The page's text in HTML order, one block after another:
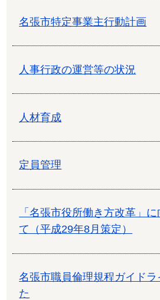
名張市特定事業主行動計画
人事行政の運営等の状況
人材育成
定員管理
「名張市役所働き方改革」
て（平成29年8月策定）
名張市職員倫理規程ガイドラ
た